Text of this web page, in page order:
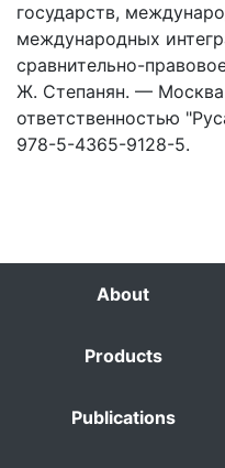
государств,
международных
сравнительно-
Ж. Степанян. — Москва
ответственностью
978-5-4365-9128-5.
About
Products
Publications